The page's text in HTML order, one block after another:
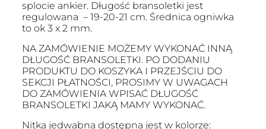
splocie ankier. Długość bransoletki jest
regulowana – 19-20-21 cm. Średnica ogniwka
to ok 3 x 2 mm.
NA ZAMÓWIENIE MOŻEMY WYKONAĆ INNĄ
DŁUGOŚĆ BRANSOLETKI. PO DODANIU
PRODUKTU DO KOSZYKA I PRZEJŚCIU DO
SEKCJI PŁATNOŚCI, PROSIMY W UWAGACH
DO ZAMÓWIENIA WPISAĆ DŁUGOŚĆ
BRANSOLETKI JAKĄ MAMY WYKONAĆ.
Nitka jedwabna dostępna jest w kolorze: